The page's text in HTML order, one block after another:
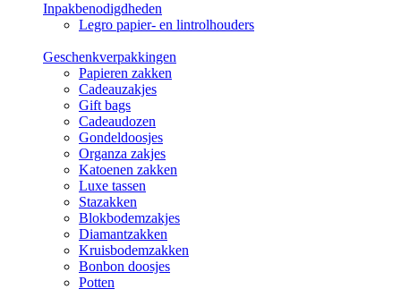
Inpakbenodigdheden
Legro papier- en lintrolhouders
Geschenkverpakkingen
Papieren zakken
Cadeauzakjes
Gift bags
Cadeaudozen
Gondeldoosjes
Organza zakjes
Katoenen zakken
Luxe tassen
Stazakken
Blokbodemzakjes
Diamantzakken
Kruisbodemzakken
Bonbon doosjes
Potten